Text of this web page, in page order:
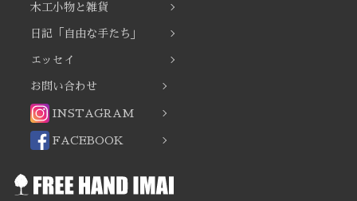
木工小物と雑貨
日記「自由な手たち」
エッセイ
お問い合わせ
INSTAGRAM
FACEBOOK